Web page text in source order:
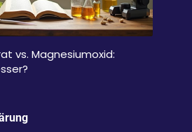
vs. Magnesiumoxid: